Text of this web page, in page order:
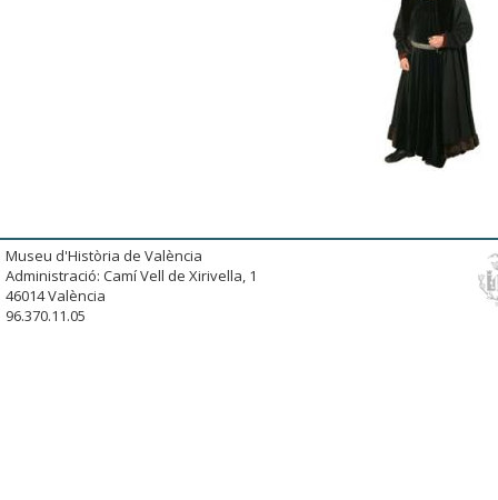
Museu d'Història de València
Administració: Camí Vell de Xirivella, 1
46014 València
96.370.11.05